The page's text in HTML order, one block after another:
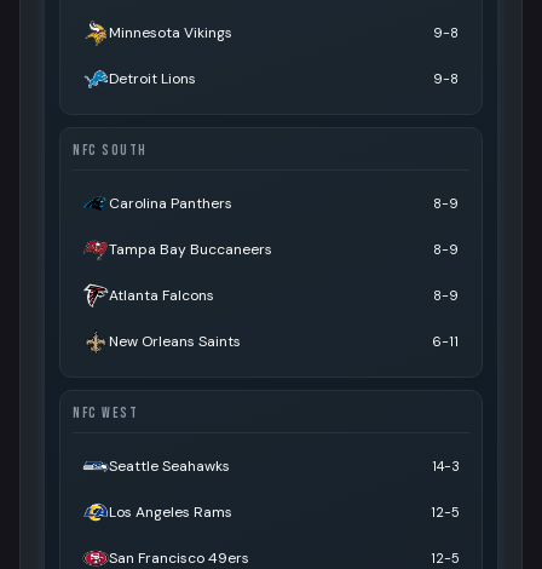
Minnesota Vikings 9-8
Detroit Lions 9-8
NFC SOUTH
Carolina Panthers 8-9
Tampa Bay Buccaneers 8-9
Atlanta Falcons 8-9
New Orleans Saints 6-11
NFC WEST
Seattle Seahawks 14-3
Los Angeles Rams 12-5
San Francisco 49ers 12-5